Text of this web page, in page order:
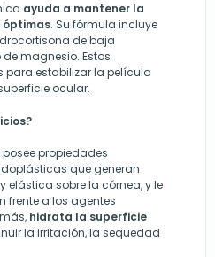
ayuda a mantener la
óptimas. Su fórmula incluye
de baja
magnesio. Estos
para estabilizar la película
ocular.
propiedades
que generan
elástica sobre la córnea, y le
frente a los agentes
hidrata la superficie
la irritación, la sequedad